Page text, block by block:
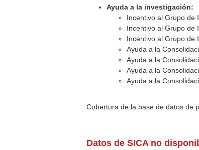
Ayuda a la investigación:
Incentivo al Grupo de
Incentivo al Grupo de
Incentivo al Grupo de
Ayuda a la
Ayuda a la
Ayuda a la
Ayuda a la
Cobertura de la base de datos de
Datos de SICA no